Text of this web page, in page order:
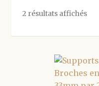
2 résultats affichésTrié